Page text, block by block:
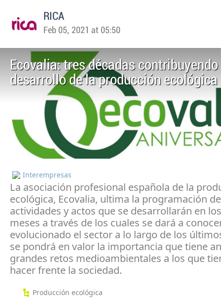
RICA
Feb 05, 2021 at 05:50
Ecovalia: tres décadas
desarrollo de la producción ecológica
Interempresas
La asociación profesional española de la
ecológica, Ecovalia, ultima la programación
actividades y actos que se desarrollarán en
meses a través de los cuales se dará a
evolucionado el sector a lo largo de los
se pondrá en valor la importancia que tiene
grandes retos medioambientales a los que
hacer frente la sociedad.
Producción ecológica